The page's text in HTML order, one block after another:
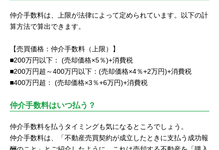
仲介手数料は、上限が法律によって定められています。以下の計
算方法で算出できます。
【売買価格：仲介手数料（上限）】
■200万円以下： (売却価格×5％)+消費税
■200万円超～400万円以下：(売却価格×4％+2万円)+消費税
■400万円超： (売却価格×3％+6万円)+消費税
仲介手数料はいつ払う？
仲介手数料を払うタイミングも気になるところでしょう。
仲介手数料は、「不動産売買契約が成立したときに支払う成功報